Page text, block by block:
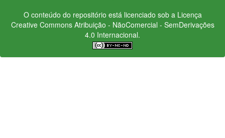
O conteúdo do repositório está licenciado sob a Licença
Creative CommonsAtribuição - NãoComercial - SemDerivações
4.0 Internacional.